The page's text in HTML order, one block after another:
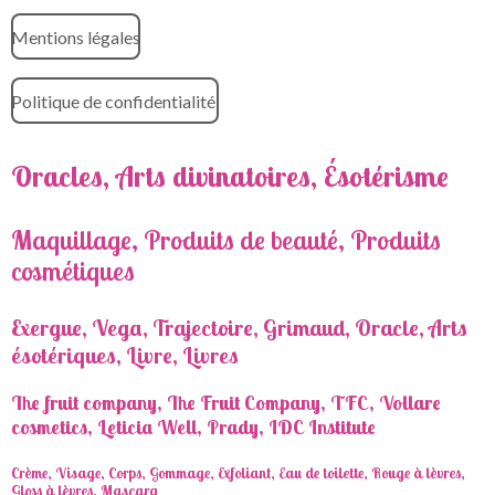
Mentions légales
Politique de confidentialité
Oracles, Arts divinatoires, Ésotérisme
Maquillage, Produits de beauté, Produits
cosmétiques
Exergue, Vega, Trajectoire, Grimaud, Oracle, Arts
ésotériques, Livre, Livres
The fruit company, The Fruit Company, TFC, Vollare
cosmetics, Leticia Well, Prady, IDC Institute
Crème, Visage, Corps, Gommage, Exfoliant, Eau de toilette, Rouge à lèvres,
Gloss à lèvres, Mascara